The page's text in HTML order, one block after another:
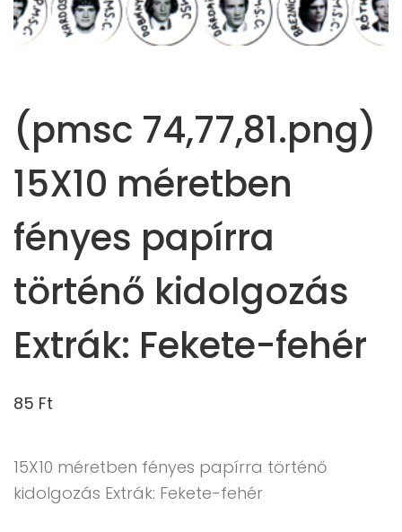
(pmsc 74,77,81.png)
15X10 méretben
fényes papírra
történő kidolgozás
Extrák: Fekete-fehér
85 Ft
15X10 méretben fényes papírra történő
kidolgozás Extrák: Fekete-fehér